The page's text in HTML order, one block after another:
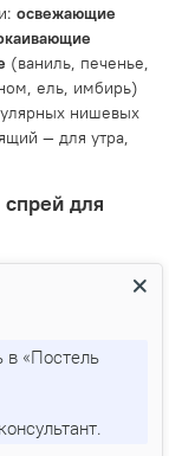
освежающие
(ваниль, печенье,
ель, имбирь)
нишевых
— для утра,
для
этого
которые имеют
воздуха
могут быть
для
куртку или
в «Постель